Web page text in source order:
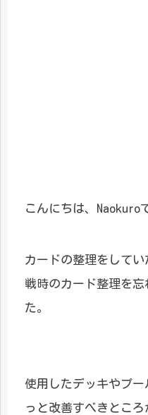
こんにちは、Naokuro
カードの整理をして
戦時のカード整理を
た。
使用したデッキやプ
っと改善すべきとこ